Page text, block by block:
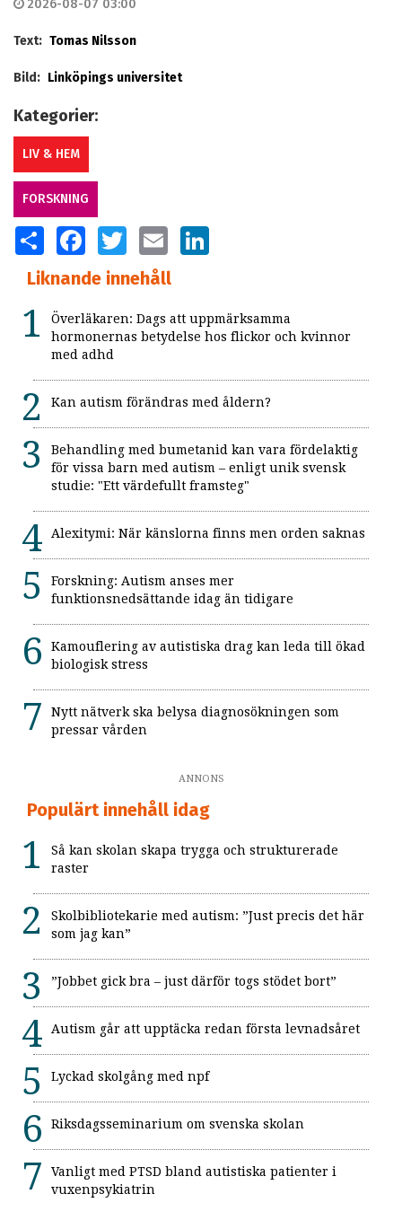
2026-08-07 03:00
Text: Tomas Nilsson
Bild: Linköpings universitet
Kategorier:
LIV & HEM
FORSKNING
SHARE FACEBOOKTWITTER EMAIL
Liknande innehåll
Överläkaren: Dags att uppmärksamma
hormonernas betydelse hos flickor och kvinnor
med adhd
Kan autism förändras med åldern?
Behandling med bumetanid kan vara fördelaktig
för vissa barn med autism – enligt unik svensk
studie: "Ett värdefullt framsteg"
Alexitymi: När känslorna finns men orden saknas
Forskning: Autism anses mer
funktionsnedsättande idag än tidigare
Kamouflering av autistiska drag kan leda till ökad
biologisk stress
Nytt nätverk ska belysa diagnosökningen som
pressar vården
ANNONS
Populärt innehåll idag
Så kan skolan skapa trygga och strukturerade
raster
Skolbibliotekarie med autism: ”Just precis det här
som jag kan”
”Jobbet gick bra – just därför togs stödet bort”
Autism går att upptäcka redan första levnadsåret
Lyckad skolgång med npf
Riksdagsseminarium om svenska skolan
Vanligt med PTSD bland autistiska patienter i
vuxenpsykiatrin